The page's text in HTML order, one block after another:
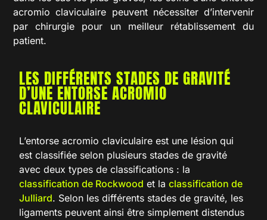
acromio claviculaire peuvent nécessiter d’intervenir
par chirurgie pour un meilleur rétablissement du
patient.
LES DIFFÉRENTS STADES DE GRAVITÉ
D’UNE ENTORSE ACROMIO
CLAVICULAIRE
L’entorse acromio claviculaire est une lésion qui
est classifiée selon plusieurs stades de gravité
avec deux types de classifications : la
classification de Rockwood et laclassification de
Julliard. Selon les différents stades de gravité, les
ligaments peuvent ainsi être simplement distendus